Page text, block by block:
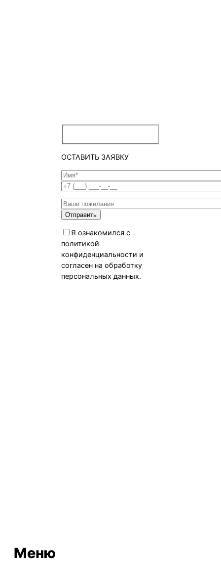
ОСТАВИТЬ ЗАЯВКУ
Я ознакомился с
политикой
конфиденциальности и
согласен на обработку
персональных данных.
Меню